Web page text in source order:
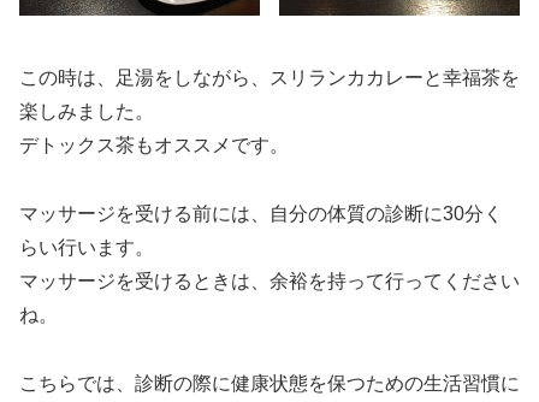
この時は、足湯をしながら、スリランカカレーと幸福茶を
楽しみました。
デトックス茶もオススメです。
マッサージを受ける前には、自分の体質の診断に30分く
らい行います。
マッサージを受けるときは、余裕を持って行ってください
ね。
こちらでは、診断の際に健康状態を保つための生活習慣に